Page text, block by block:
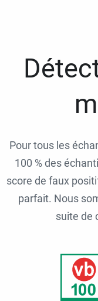
Pour tous les
100 % des
score de faux
parfait. Nous
suite de